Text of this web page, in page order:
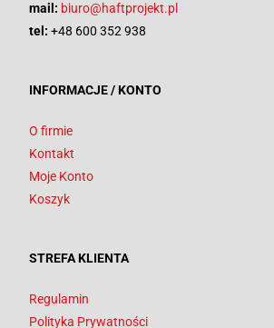
mail: biuro@haftprojekt.pl
tel: +48 600 352 938
INFORMACJE / KONTO
O firmie
Kontakt
Moje Konto
Koszyk
STREFA KLIENTA
Regulamin
Polityka Prywatności